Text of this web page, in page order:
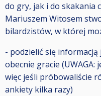
do gry, jak i do skakania
Mariuszem Witosem
bilardzistów, w której
- podzielić się
obecnie gracie (UWAGA:
więc jeśli próbowaliście
ankiety kilka razy)